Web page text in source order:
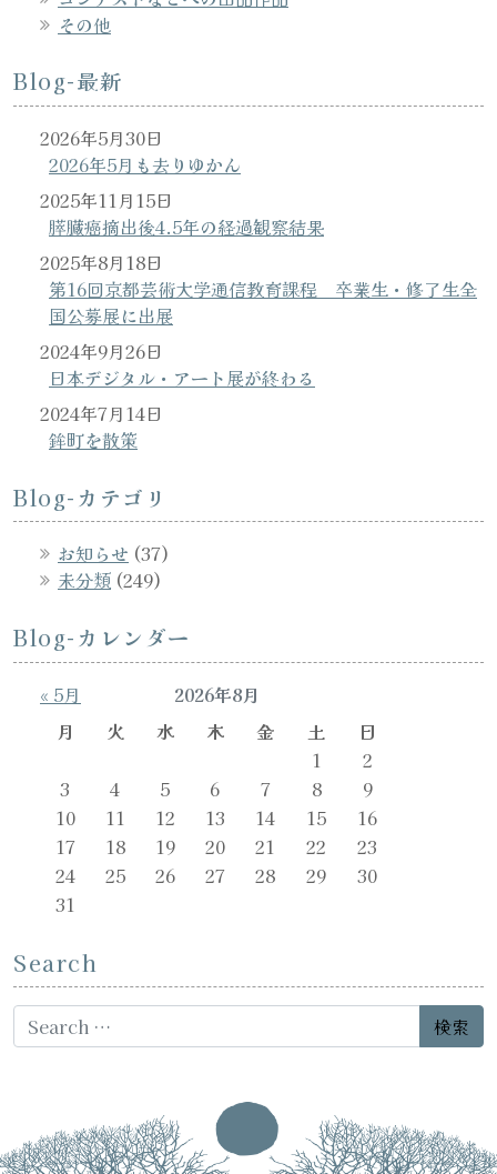
その他
Blog-最新
2026年5月も去りゆかん
2026年5月30日
膵臓癌摘出後4.5年の経過観察結果
2025年11月15日
第16回京都芸術大学通信教育課程 卒業生・修了生全
国公募展に出展
2025年8月18日
日本デジタル・アート展が終わる
2024年9月26日
鉾町を散策
2024年7月14日
Blog-カテゴリ
お知らせ (37)
未分類 (249)
Blog-カレンダー
2026年8月
月
火 水 木 金 土
日
1
2
3
4 5 6 7 8
9
10
11 12 13 14 15
16
17
18 19 20 21 22
23
24
25 26 27 28 29
30
31
« 5月
Search
Search for: